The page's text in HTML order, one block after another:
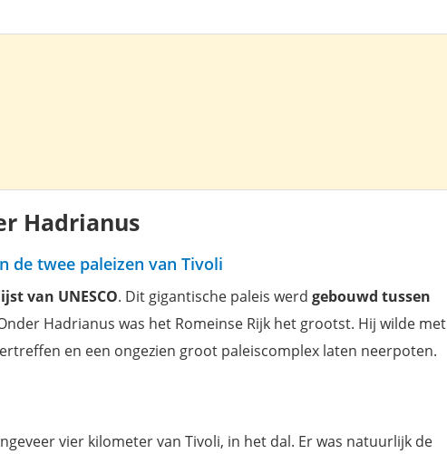
Hadrianus
de twee paleizen van Tivoli
van UNESCO. Dit gigantische paleis werd gebouwd tussen
Hadrianus was het Romeinse Rijk het grootst. Hij wilde met
en een ongezien groot paleiscomplex laten neerpoten.
vier kilometer van Tivoli, in het dal. Er was natuurlijk de